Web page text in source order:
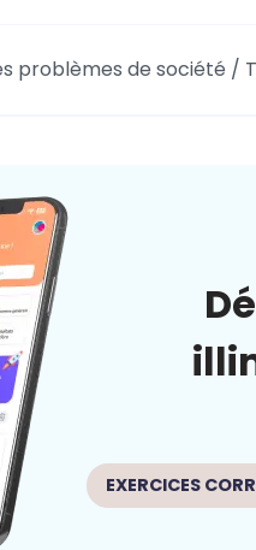
problèmes de société /
EXERCICES